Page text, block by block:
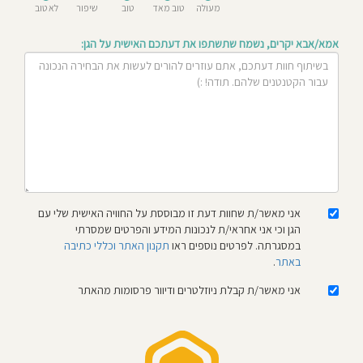
מעולה טוב מאד טוב
שיפור
לא טוב
אמא/אבא יקרים, נשמח שתשתפו את דעתכם האישית על הגן:
אני מאשר/ת שחוות דעת זו מבוססת על החוויה האישית שלי עם
הגן וכי אני אחראי/ת לנכונות המידע והפרטים שמסרתי
במסגרתה. לפרטים נוספים ראו תקנון האתר וכללי כתיבה
באתר.
אני מאשר/ת קבלת ניוזלטרים ודיוור פרסומות מהאתר